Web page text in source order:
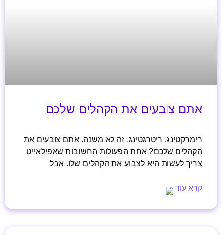
אתם צובעים את הקהלים שלכם
רימרקטינג, ריטרגטינג, זה לא משנה. אתם צובעים את
הקהלים שלכם? אחת הפעולות החשובות שאפילאייט
צריך לעשות היא לצבוע את הקהלים שלו. אבל
קרא עוד